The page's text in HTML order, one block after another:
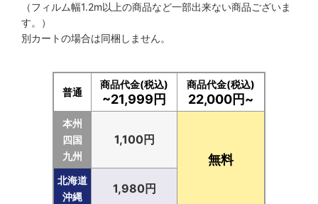
（フィルム幅1.2m以上の商品など一部出来ない商品ございま
す。）
別カートの場合は同梱しません。
普通
商品代金(税込)
~21,999円
商品代金(税込)
22,000円~
本州
四国
九州
1,100円
無料
北海道
沖縄
1,980円